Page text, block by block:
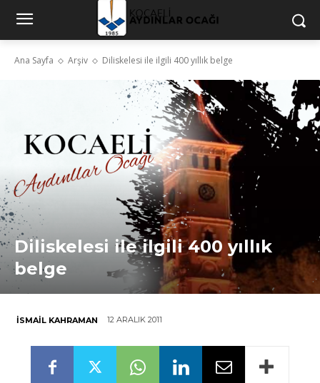
Ana Sayfa Arşiv Diliskelesi ile ilgili 400 yıllık belge
Diliskelesi ile ilgili 400 yıllık
belge
İSMAIL KAHRAMAN 12 ARALIK 2011